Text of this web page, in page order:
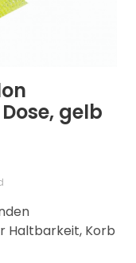
gelb
Haltbarkeit, Korb